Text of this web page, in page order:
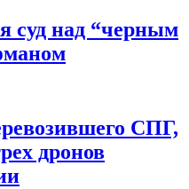
суд над “черным
СПГ,
дронов